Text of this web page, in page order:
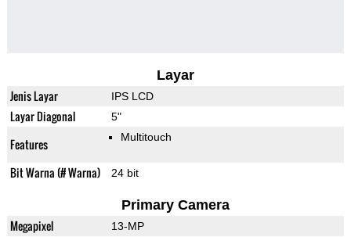
Layar
Jenis Layar IPS LCD
Layar Diagonal 5"
Features Multitouch
Bit Warna (# Warna) 24 bit
Primary Camera
Megapixel 13-MP